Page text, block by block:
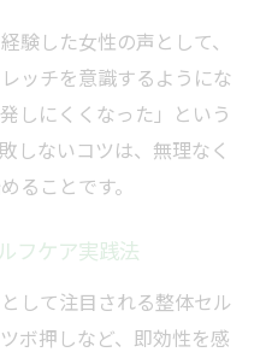
験した女性の声として、
ッチを意識するようにな
しにくくなった」という
しないコツは、無理なく
ることです。
フケア実践法
して注目される整体セル
ボ押しなど、即効性を感